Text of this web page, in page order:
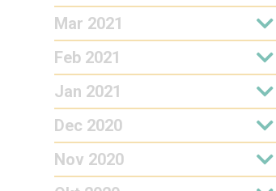
Mar 2021
Feb 2021
Jan 2021
Dec 2020
Nov 2020